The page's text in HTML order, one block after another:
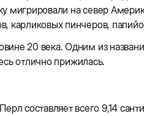
мигрировали на север
карликовых пинчеров,
20 века. Одним из
отлично прижилась.
составляет всего 9,14